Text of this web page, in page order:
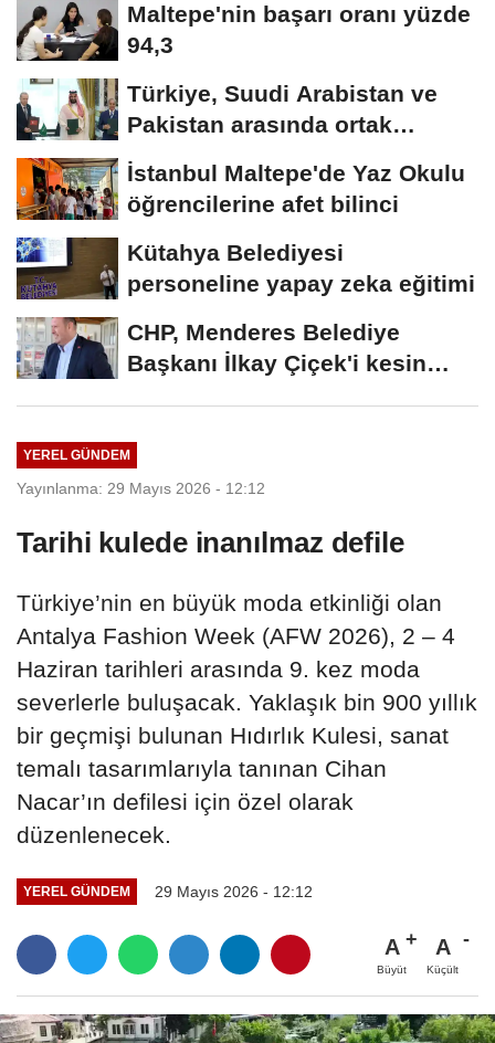
Maltepe'nin başarı oranı yüzde
94,3
Türkiye, Suudi Arabistan ve
Pakistan arasında ortak
savunma anlaşması...
İstanbul Maltepe'de Yaz Okulu
öğrencilerine afet bilinci
Kütahya Belediyesi
personeline yapay zeka eğitimi
CHP, Menderes Belediye
Başkanı İlkay Çiçek'i kesin
YEREL GÜNDEM
Yayınlanma: 29 Mayıs 2026 - 12:12
Tarihi kulede inanılmaz defile
Türkiye’nin en büyük moda etkinliği olan
Antalya Fashion Week (AFW 2026), 2 – 4
Haziran tarihleri arasında 9. kez moda
severlerle buluşacak. Yaklaşık bin 900 yıllık
bir geçmişi bulunan Hıdırlık Kulesi, sanat
temalı tasarımlarıyla tanınan Cihan
Nacar’ın defilesi için özel olarak
düzenlenecek.
YEREL GÜNDEM 29 Mayıs 2026 - 12:12
A
Büyüt
A
Küçült